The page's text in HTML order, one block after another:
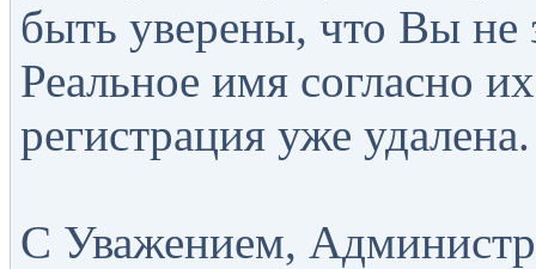
быть уверены, что Вы не
Реальное имя согласно
регистрация уже удалена.
С Уважением,